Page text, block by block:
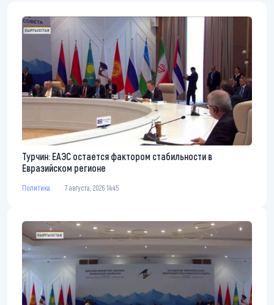
Турчин: ЕАЭС остается фактором стабильности в
Евразийском регионе
Политика 7 августа, 2026 14:45